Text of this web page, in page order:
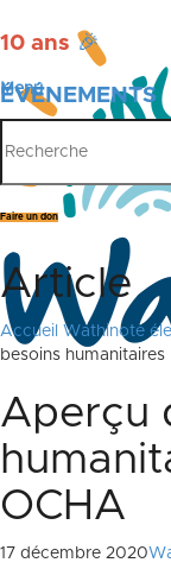
10 ans 🎉
ÉVÉNEMENTS
PUBLICATIONS
Menu
Faire un don
Article
Accueil Wathinote
besoins humanitaires
Aperçu
OCHA
17 décembre 2020